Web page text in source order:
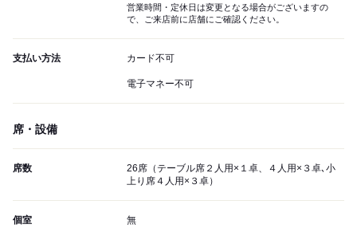
営業時間・定休日は変更となる場合がございますの
で、ご来店前に店舗にご確認ください。
支払い方法 カード不可
電子マネー不可
席・設備
席数
26席（テーブル席２人用×１卓、４人用×３卓､小
上り席４人用×３卓）
個室 無